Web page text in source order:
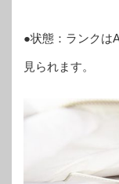
●状態：ランクは
見られます。